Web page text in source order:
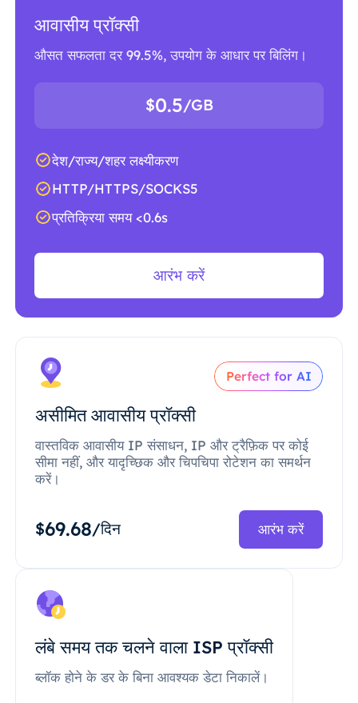
आवासीय प्रॉक्सी
औसत सफलता दर 99.5%, उपयोग के आधार पर बिलिंग।
$0.5/GB
देश/राज्य/शहर लक्ष्यीकरण
HTTP/HTTPS/SOCKS5
प्रतिक्रिया समय <0.6s
आरंभ करें
Perfect for AI
असीमित आवासीय प्रॉक्सी
वास्तविक आवासीय IP संसाधन, IP और ट्रैफ़िक पर कोई
सीमा नहीं, और यादृच्छिक और चिपचिपा रोटेशन का समर्थन
करें।
$69.68/दिन आरंभ करें
लंबे समय तक चलने वाला ISP प्रॉक्सी
ब्लॉक होने के डर के बिना आवश्यक डेटा निकालें।